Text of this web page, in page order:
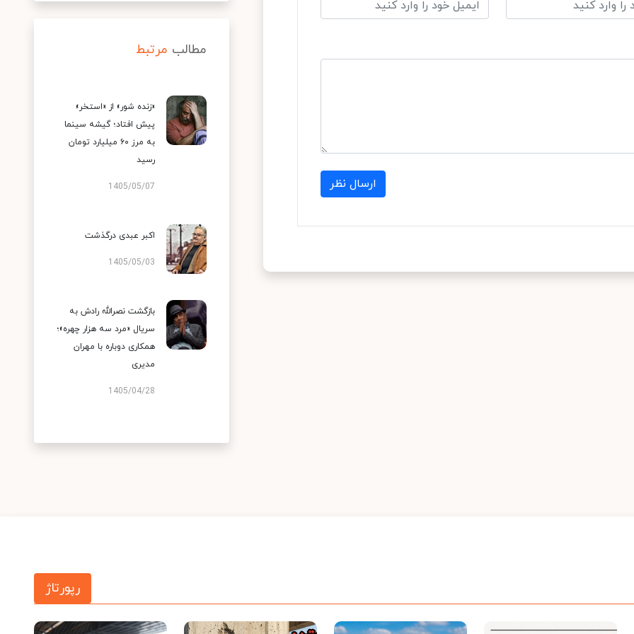
ارسال نظر
مطالب مرتبط
«زنده شور» از «استخر»
پیش افتاد؛ گیشه سینما
به مرز ۶۰ میلیارد تومان
رسید
1405/05/07
اکبر عبدی درگذشت
1405/05/03
بازگشت نصرالله رادش به
سریال «مرد سه هزار چهره»؛
همکاری دوباره با مهران
مدیری
1405/04/28
رپورتاژ